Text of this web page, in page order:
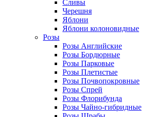
Сливы
Черешня
Яблони
Яблони колоновидные
Розы
Розы Английские
Розы Бордюрные
Розы Парковые
Розы Плетистые
Розы Почвопокровные
Розы Спрей
Розы Флорибунда
Розы Чайно-гибридные